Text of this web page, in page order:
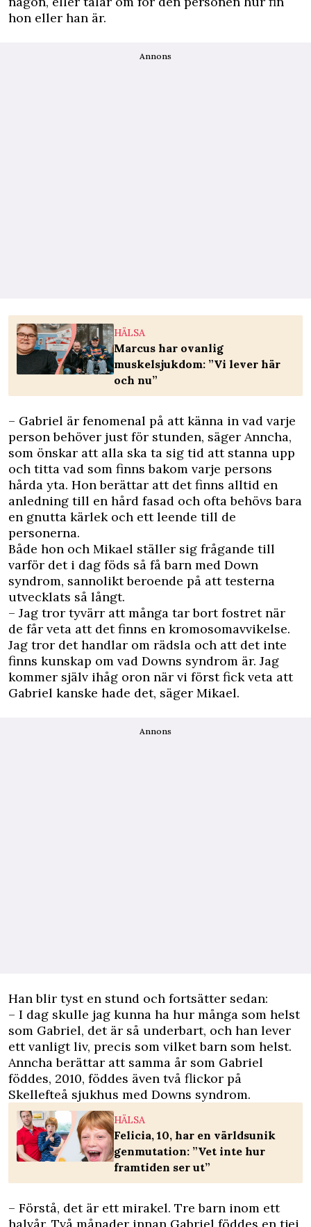
hon eller han är.
Annons
HÄLSA
Marcus har ovanlig
muskelsjukdom: ”Vi lever här
och nu”
– Gabriel är fenomenal på att känna in vad varje
person behöver just för stunden, säger Anncha,
som önskar att alla ska ta sig tid att stanna upp
och titta vad som finns bakom varje persons
hårda yta. Hon berättar att det finns alltid en
anledning till en hård fasad och ofta behövs bara
en gnutta kärlek och ett leende till de
personerna.
Både hon och Mikael ställer sig frågande till
varför det i dag föds så få barn med Down
syndrom, sannolikt beroende på att testerna
utvecklats så långt.
– Jag tror tyvärr att många tar bort fostret när
de får veta att det finns en kromosomavvikelse.
Jag tror det handlar om rädsla och att det inte
finns kunskap om vad Downs syndrom är. Jag
kommer själv ihåg oron när vi först fick veta att
Gabriel kanske hade det, säger Mikael.
Annons
Han blir tyst en stund och fortsätter sedan:
– I dag skulle jag kunna ha hur många som helst
som Gabriel, det är så underbart, och han lever
ett vanligt liv, precis som vilket barn som helst.
Anncha berättar att samma år som Gabriel
föddes, 2010, föddes även två flickor på
Skellefteå sjukhus med Downs syndrom.
HÄLSA
Felicia, 10, har en världsunik
genmutation: ”Vet inte hur
framtiden ser ut”
– Förstå, det är ett mirakel. Tre barn inom ett